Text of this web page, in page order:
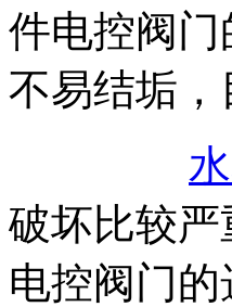
件电控阀
不易结垢，
破坏比较
电控阀门